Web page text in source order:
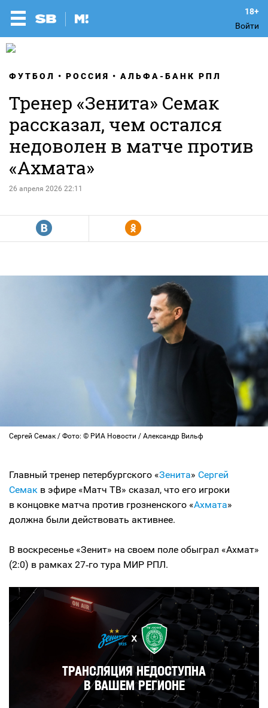
Войти
ФУТБОЛ РОССИЯ АЛЬФА-БАНК РПЛ
Тренер «Зенита» Семак
рассказал, чем остался
недоволен в матче против
«Ахмата»
26 апреля 2026 22:11
R Y
Сергей Семак / Фото: © РИА Новости / Александр Вильф
Главный тренер петербургского «Зенита» Сергей
Семак в эфире «Матч ТВ» сказал, что его игроки
в концовке матча против грозненского «Ахмата»
должна были действовать активнее.
В воскресенье «Зенит» на своем поле обыграл «Ахмат»
(2:0) в рамках 27‑го тура МИР РПЛ.